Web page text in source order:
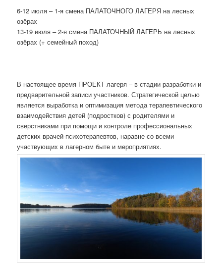
6-12 июля – 1-я смена ПАЛАТОЧНОГО ЛАГЕРЯ на лесных
озёрах
13-19 июля – 2-я смена ПАЛАТОЧНЫЙ ЛАГЕРЬ на лесных
озёрах (+ семейный поход)
В настоящее время ПРОЕКТ лагеря – в стадии разработки и
предварительной записи участников. Стратегической целью
является выработка и оптимизация метода терапевтического
взаимодействия детей (подростков) с родителями и
сверстниками при помощи и контроле профессиональных
детских врачей-психотерапевтов, наравне со всеми
участвующих в лагерном быте и мероприятиях.